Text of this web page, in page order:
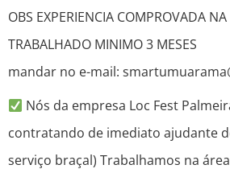
OBS EXPERIENCIA COMPROVADA NA
TRABALHADO MINIMO 3 MESES
mandar no e-mail:
Nós da empresa Loc Fest
contratando de imediato ajudante
serviço braçal) Trabalhamos na